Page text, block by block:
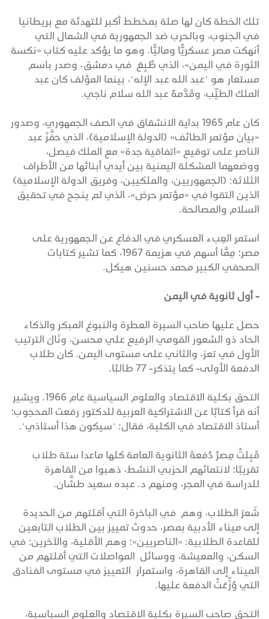
تلك الخطة كان لها صلة بمخطط أكبر للتهدئة مع بريطانيا
في الجنوب، وبالحرب ضد الجمهورية في الشمال التي
أنهكت مصر عسكريًّا وماليًّا. وهو ما يؤكد عليه كتاب «نكسة
الثورة في اليمن»، الذي طُبِعَ في دمشق، وصدر باسم
مستعار هو "عبد الله عبد الإله"، بينما المؤلف كان عبد
الملك الطيِّب، وقَدَّمهُ عبد الله سلام ناجي.
كان عام 1965 بداية الانشقاق في الصف الجمهوري، وصدور
«بيان مؤتمر الطائف» (الدولة الإسلامية)، الذي حفَّزَ عبد
الناصر على توقيع «اتفاقية جدة» مع الملك فيصل،
ووضعهما المشكلة اليمنية بين أيدي أبنائها من الأطراف
الثلاثة: (الجمهوريين، والملكيين، وفريق الدولة الإسلامية)
الذين التقوا في «مؤتمر حرض»، الذي لم ينجح في تحقيق
السلام والمصالحة.
استمر العِبء العسكري في الدفاع عن الجمهورية على
مصر؛ مِمَّا أسهم في هزيمة 1967، كما تشير كتابات
الصحفي الكبير محمد حسنين هيكل.
- أول ثانوية في اليمن
حصل عليها صاحب السيرة العطرة والنبوغ المبكر والذكاء
الحاد ذو الشعور القومي الرفيع علي محسن، ونَالَ الترتيب
الأول في تعز، والثاني على مستوى اليمن. كان طلاب
الدفعة الأولى- كما يتذكر- 77 طالبًا.
التحق بكلية الاقتصاد والعلوم السياسية عام 1966. ويشير
أنه قرأ كتابًا عن الاشتراكية العربية للدكتور رفعت المحجوب؛
أستاذ الاقتصاد في الكلية، فقال: "سيكون هذا أستاذي".
قَبِلتْ مِصرُ دُفعةَ الثانوية العامة كلها ماعدا ستة طلاب
تقريبًا؛ لانتمائهم الحزبي النشط، ذهبوا من القاهرة
للدراسة في المجر، ومنهم د. عبده سعيد طشَّان.
شَعرَ الطلاب، وهم في الباخرة التي أقلتهم من الحديدة
إلى ميناء الأدبية بمصر، حدوث تمييز بين الطلاب التابعين
للقاعدة الطلابية: «الناصريين»؛ وهم الأقلية، والآخرين؛ في
السكن، والمعيشة، ووسائل المواصلات التي أقلتهم من
الميناء إلى القاهرة، واستمرار التمييز في مستوى الفنادق
التي وُزِّعَتْ الدفعة عليها.
التحق صاحب السيرة بكلية الاقتصاد والعلوم السياسية،